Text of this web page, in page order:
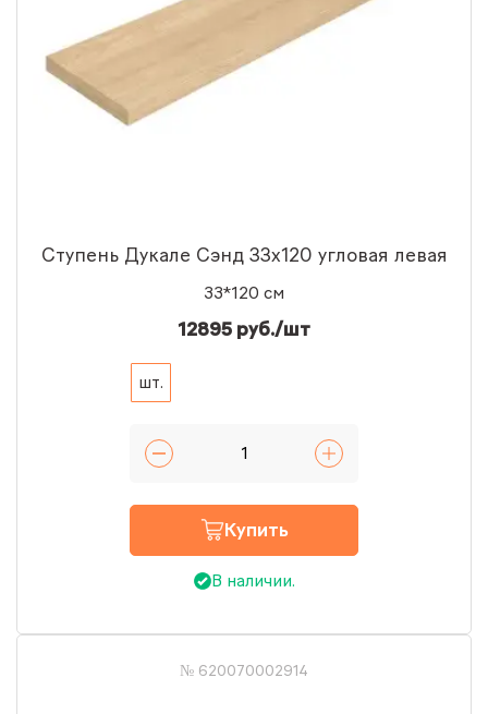
Ступень Дукале Сэнд 33x120 угловая левая
33*120 см
12895 руб./шт
шт.
Купить
В наличии.
№ 620070002914